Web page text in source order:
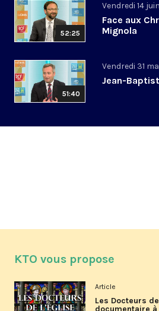
52:25
Vendredi 14
Face aux
Mignola
51:40
Vendredi 31
Jean-
KTO vous propose
Article
Les Docteurs
documentaire